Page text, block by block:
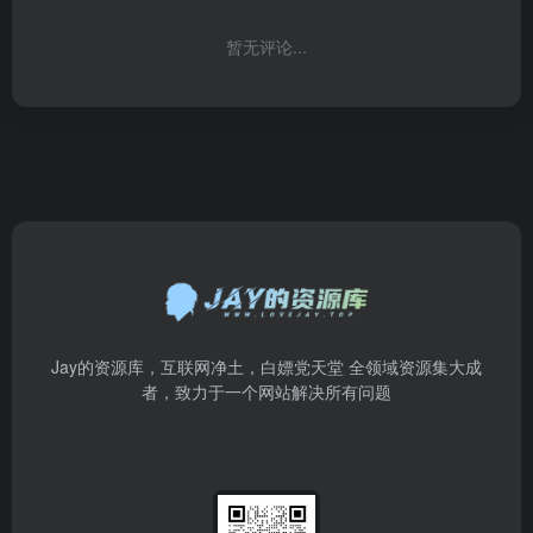
暂无评论...
Jay的资源库，互联网净土，白嫖党天堂 全领域资源集大成
者，致力于一个网站解决所有问题